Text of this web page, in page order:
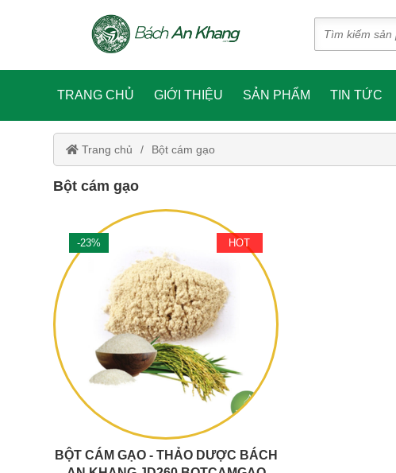
TRANG CHỦ GIỚI THIỆU SẢN PHẨM TIN TỨC
Trang chủ Bột cám gạo
Bột cám gạo
-23% HOT
BỘT CÁM GẠO - THẢO DƯỢC BÁCH